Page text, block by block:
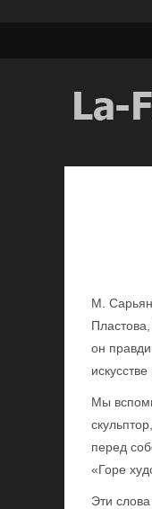
М. Сарьян
он
Мы
перед
«Горе
Эти